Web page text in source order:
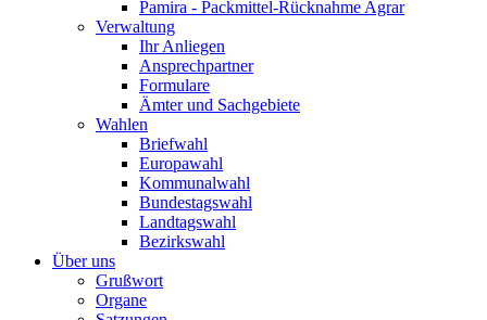
Pamira - Packmittel-Rücknahme Agrar
Verwaltung
Ihr Anliegen
Ansprechpartner
Formulare
Ämter und Sachgebiete
Wahlen
Briefwahl
Europawahl
Kommunalwahl
Bundestagswahl
Landtagswahl
Bezirkswahl
Über uns
Grußwort
Organe